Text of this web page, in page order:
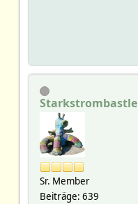
Sr. Member
Beiträge: 639